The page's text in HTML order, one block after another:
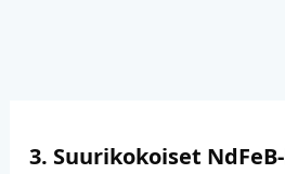
3. Suurikokoiset